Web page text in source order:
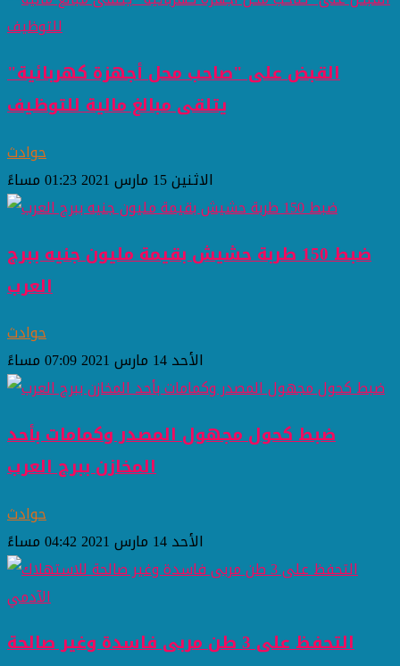
القبض على "صاحب محل أجهزة كهربائية"
يتلقى مبالغ مالية للتوظيف
حوادث
الاثنين 15 مارس 2021 01:23 مساءً
ضبط 150 طربة حشيش بقيمة مليون جنيه ببرج
العرب
حوادث
الأحد 14 مارس 2021 07:09 مساءً
ضبط كحول مجهول المصدر وكمامات بأحد
المخازن ببرج العرب
حوادث
الأحد 14 مارس 2021 04:42 مساءً
التحفظ على 3 طن مربى فاسدة وغير صالحة